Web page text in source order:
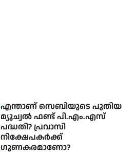
എന്താണ് സെബിയുടെ പുതിയ
മ്യൂച്വൽ ഫണ്ട് പി.എം.എസ്
പദ്ധതി? പ്രവാസി
നിക്ഷേപകർക്ക്
ഗുണകരമാണോ?